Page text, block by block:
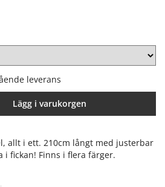
leverans
Lägg i varukorgen
allt i ett. 210cm långt med justerbar
i fickan! Finns i flera färger.